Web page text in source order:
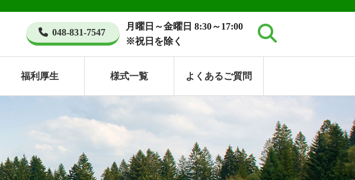
048-831-7547
月曜日～金曜日 8:30～17:00
※祝日を除く
福利厚生 様式一覧 よくあるご質問